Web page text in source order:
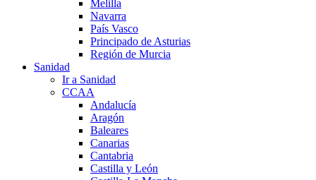
Melilla
Navarra
País Vasco
Principado de Asturias
Región de Murcia
Sanidad
Ir a Sanidad
CCAA
Andalucía
Aragón
Baleares
Canarias
Cantabria
Castilla y León